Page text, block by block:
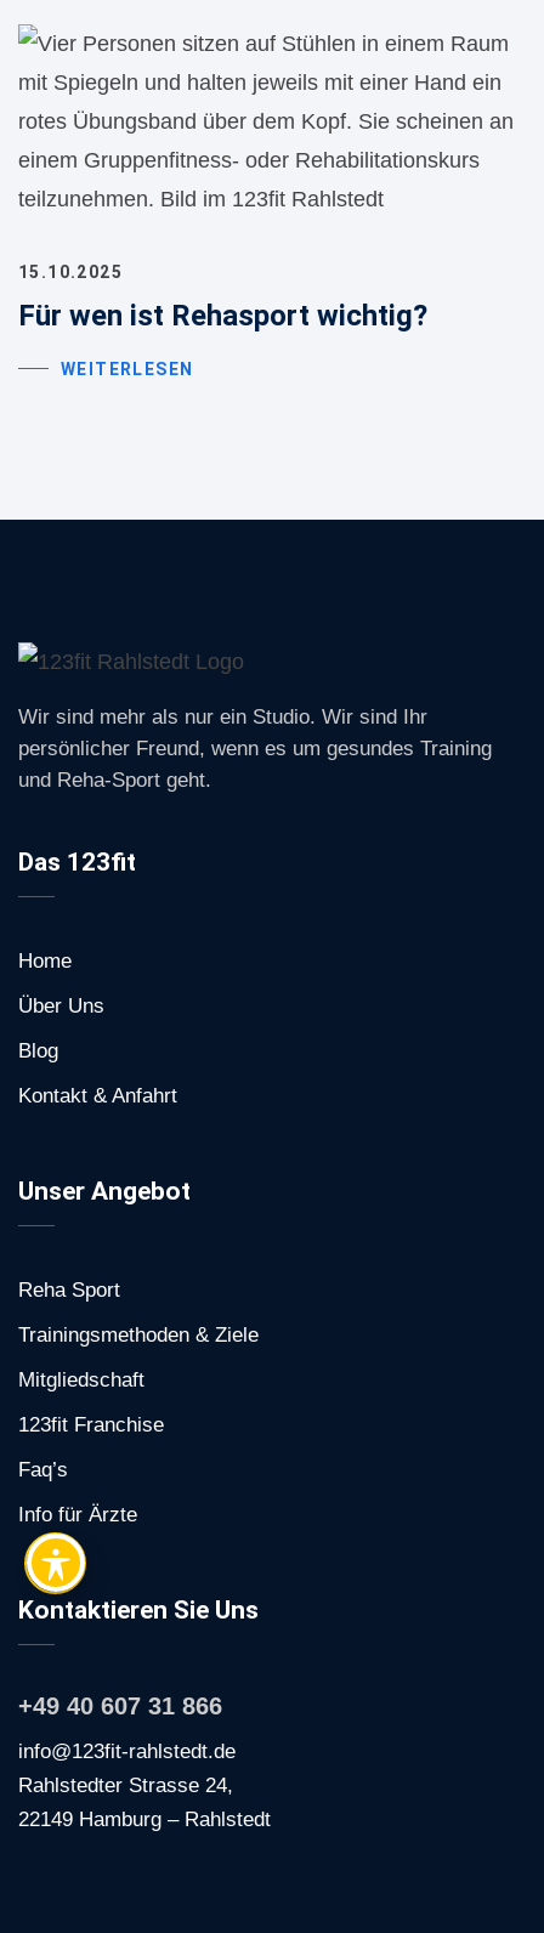
15.10.2025
Für wen ist Rehasport wichtig?
WEITERLESEN
Wir sind mehr als nur ein Studio. Wir sind Ihr
persönlicher Freund, wenn es um gesundes Training
und Reha-Sport geht.
Das 123fit
Home
Über Uns
Blog
Kontakt & Anfahrt
Unser Angebot
Reha Sport
Trainingsmethoden & Ziele
Mitgliedschaft
123fit Franchise
Faq’s
Info für Ärzte
Kontaktieren Sie Uns
+49 40 607 31 866
info@123fit-rahlstedt.de
Rahlstedter Strasse 24,
22149 Hamburg – Rahlstedt